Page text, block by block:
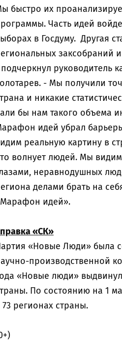
быстро их
Часть идей
в Госдуму. Другая
заксобраний
руководитель
- Мы получили
и никакие
бы нам такого объема
идей убрал
реальную картину в
волнует людей. Мы
неравнодушных
делами брать на
идей».
«СК»
«Новые Люди» была
производственной
«Новые люди»
По состоянию на 1
73 регионах страны.